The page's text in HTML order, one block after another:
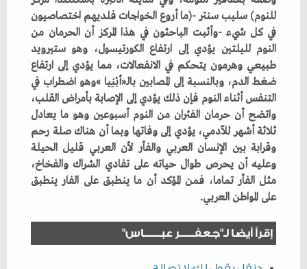
‬على‭ ‬المواطن‭ ‬العربي‭.‬
إقرأ أيضا لـ"جعفـــــــر عبــــــــاس"